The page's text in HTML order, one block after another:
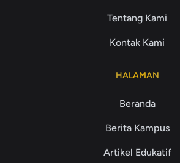
Tentang Kami
Kontak Kami
HALAMAN
Beranda
Berita Kampus
Artikel Edukatif